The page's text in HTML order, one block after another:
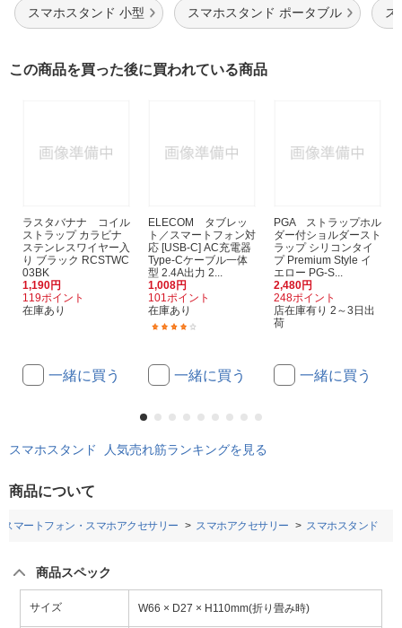
スマホスタンド 小型 スマホスタンド ポータブル ス
この商品を買った後に買われている商品
ラスタバナナ コイル
ストラップ カラビナ
ステンレスワイヤー入
り ブラック RCSTWC
03BK
1,190円
119ポイント
在庫あり
一緒に買う
ELECOM タブレッ
ト／スマートフォン対
応 [USB-C] AC充電器
Type-Cケーブル一体
型 2.4A出力 2...
1,008円
101ポイント
在庫あり
一緒に買う
PGA ストラップホル
ダー付ショルダースト
ラップ シリコンタイ
プ Premium Style イ
エロー PG-S...
2,480円
248ポイント
店在庫有り 2～3日出
荷
一緒に買う
スマホスタンド 人気売れ筋ランキングを見る
商品について
スマートフォン・スマホアクセサリー スマホアクセサリー スマホスタンド
商品スペック
サイズ W66 × D27 × H110mm(折り畳み時)